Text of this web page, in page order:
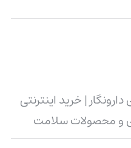
| خرید اینترنتی
و محصولات سلامت